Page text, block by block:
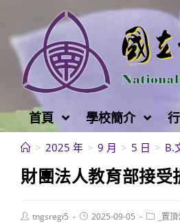
至
容
首頁 學校簡介
> 2025 年 > 9 月 > 5 日 > B.
財團法人教育部接
Posttngsregi5
Post2025-09-05
Post _置